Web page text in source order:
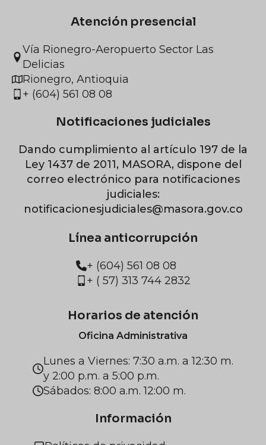
Atención presencial
Vía Rionegro-Aeropuerto Sector Las
Delicias
Rionegro, Antioquia
+ (604) 561 08 08
Notificaciones judiciales
Dando cumplimiento al artículo 197 de la
Ley 1437 de 2011, MASORA, dispone del
correo electrónico para notificaciones
judiciales:
notificacionesjudiciales@masora.gov.co
Línea anticorrupción
+ (604) 561 08 08
+ ( 57) 313 744 2832
Horarios de atención
Oficina Administrativa
Lunes a Viernes: 7:30 a.m. a 12:30 m.
y 2:00 p.m. a 5:00 p.m.
Sábados: 8:00 a.m. 12:00 m.
Información